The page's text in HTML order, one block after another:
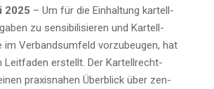
2025 – Um für die Ein­hal­tung kar­tell­
zu sen­si­bi­li­sie­ren und Kar­tell­
Ver­bands­um­feld vor­zu­beu­gen, hat
Leit­fa­den erstellt. Der Kar­tell­recht-
pra­xis­na­hen Über­blick über zen­